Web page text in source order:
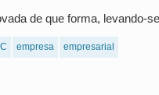
de que forma, levando-
empresa empresarial